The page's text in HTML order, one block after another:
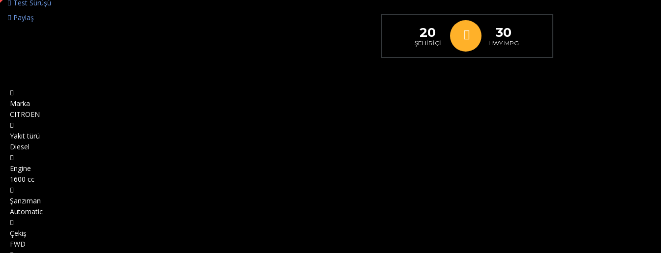
Test Sürüşü
Paylaş
20
ŞEHIRIÇI
30
HWY MPG
Marka
CITROEN
Yakıt türü
Diesel
Engine
1600 cc
Şanzıman
Automatic
Çekiş
FWD